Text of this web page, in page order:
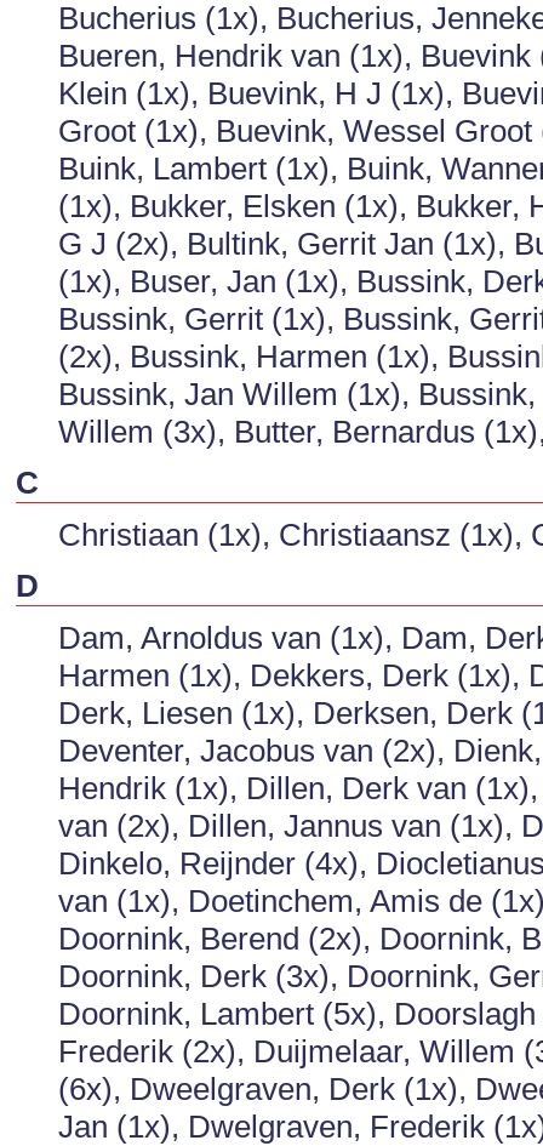
Bucherius (1x), Bucherius,
Bueren, Hendrik van (1x),
Klein (1x), Buevink, H J (1x),
Groot (1x), Buevink, Wessel
Buink, Lambert (1x), Buink,
(1x), Bukker, Elsken (1x), Bukker,
G J (2x), Bultink, Gerrit Jan (1x),
(1x), Buser, Jan (1x), Bussink,
Bussink, Gerrit (1x), Bussink,
(2x), Bussink, Harmen (1x),
Bussink, Jan Willem (1x),
Willem (3x), Butter, Bernardus
C
Christiaan (1x), Christiaansz (1x),
D
Dam, Arnoldus van (1x), Dam,
Harmen (1x), Dekkers, Derk (1x),
Derk, Liesen (1x), Derksen, Derk
Deventer, Jacobus van (2x),
Hendrik (1x), Dillen, Derk van
van (2x), Dillen, Jannus van (1x),
Dinkelo, Reijnder (4x),
van (1x), Doetinchem, Amis de
Doornink, Berend (2x), Doornink,
Doornink, Derk (3x), Doornink,
Doornink, Lambert (5x),
Frederik (2x), Duijmelaar, Willem
(6x), Dweelgraven, Derk (1x),
Jan (1x), Dwelgraven, Frederik